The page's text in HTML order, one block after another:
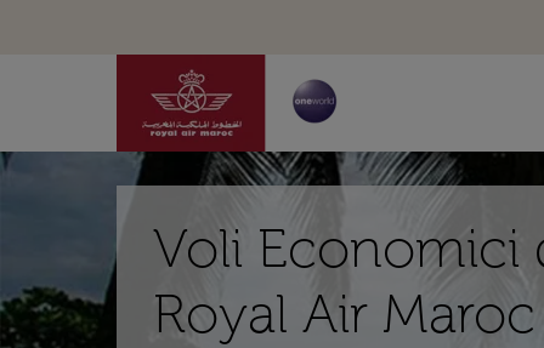
Voli Economici
Royal Air Maroc